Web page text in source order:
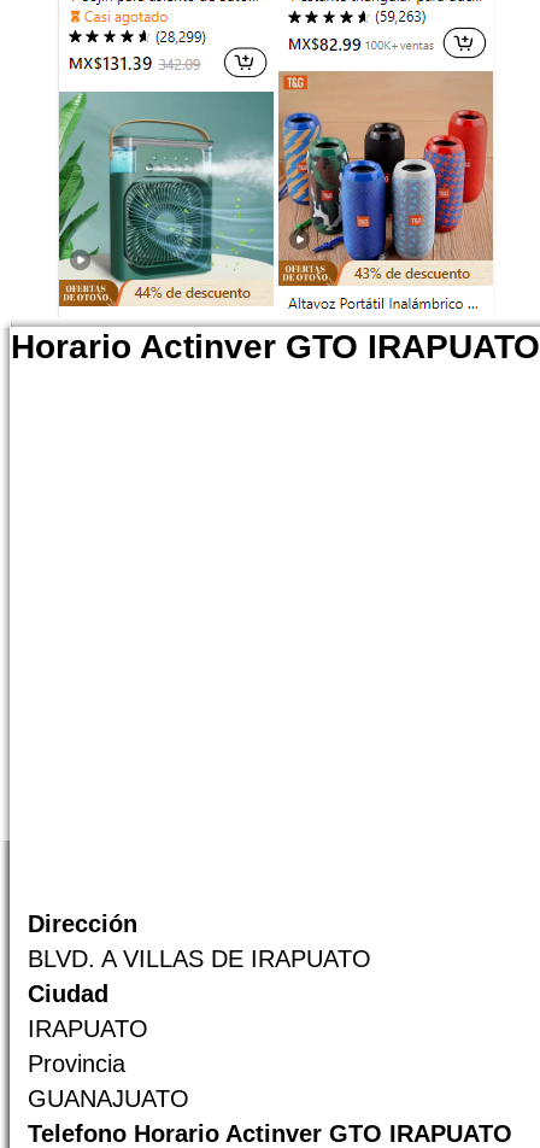
Horario Actinver GTO IRAPUATO
Dirección
BLVD. A VILLAS DE IRAPUATO
Ciudad
IRAPUATO
Provincia
GUANAJUATO
Telefono Horario Actinver GTO IRAPUATO